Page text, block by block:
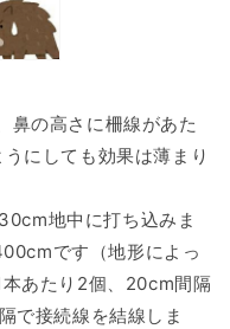
鼻の高さに柵線があた
にしても効果は薄まり
地中に打ち込みま
です（地形によっ
あたり2個、20cm間隔
で接続線を結線しま